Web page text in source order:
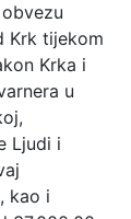
Krk tijekom
Krka i
u
Ljudi i
kao i